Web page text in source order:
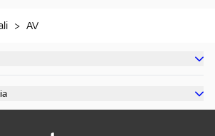
> AV
di Milano
di Roma